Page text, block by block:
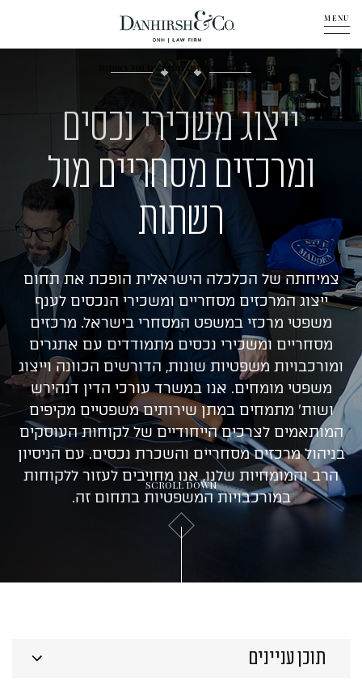
MENU
אודות
תחומי פעילות
מדיה
שאלות ותשובות
יצירת קשר
ייעוץ ראשוני
דף הבית ייצוג משכירי נכסים ומרכזים מסחריים מול רשתות
SCROLL DOWN
ייצוג משכירי נכסים
ומרכזים מסחריים מול
רשתות
צמיחתה של הכלכלה הישראלית הופכת את תחום
ייצוג המרכזים מסחריים ומשכירי הנכסים לענף
משפטי מרכזי במשפט המסחרי בישראל. מרכזים
מסחריים ומשכירי נכסים מתמודדים עם אתגרים
ומורכבויות משפטיות שונות, הדורשים הכוונה וייצוג
משפטי מומחים. אנו במשרד עורכי הדין דנהירש
ושות' מתמחים במתן שירותים משפטיים מקיפים
המותאמים לצרכים הייחודיים של לקוחות העוסקים
בניהול מרכזים מסחריים והשכרת נכסים. עם הניסיון
הרב והמומחיות שלנו, אנו מחויבים לעזור ללקוחות
במורכבויות המשפטיות בתחום זה.
תוכן עניינים